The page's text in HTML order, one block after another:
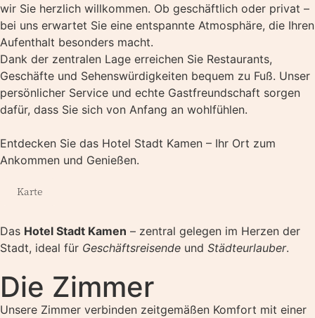
wir Sie herzlich willkommen. Ob geschäftlich oder privat –
bei uns erwartet Sie eine entspannte Atmosphäre, die Ihren
Aufenthalt besonders macht.
Dank der zentralen Lage erreichen Sie Restaurants,
Geschäfte und Sehenswürdigkeiten bequem zu Fuß. Unser
persönlicher Service und echte Gastfreundschaft sorgen
dafür, dass Sie sich von Anfang an wohlfühlen.
Entdecken Sie das Hotel Stadt Kamen – Ihr Ort zum
Ankommen und Genießen.
Karte
Das Hotel Stadt Kamen – zentral gelegen im Herzen der
Stadt, ideal für Geschäftsreisende und Städteurlauber.
Die Zimmer
Unsere Zimmer verbinden zeitgemäßen Komfort mit einer